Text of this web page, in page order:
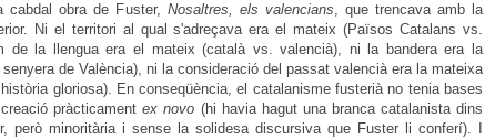
cabdal obra de Fuster, Nosaltres, els valencians, que trencava amb la
Ni el territori al qual s'adreçava era el mateix (Països Catalans vs.
de la llengua era el mateix (català vs. valencià), ni la bandera era la
de València), ni la consideració del passat valencià era la mateixa
gloriosa). En conseqüència, el catalanisme fusterià no tenia bases
pràcticamentex novo (hi havia hagut una branca catalanista dins
però minoritària i sense la solidesa discursiva que Fuster li conferí). I